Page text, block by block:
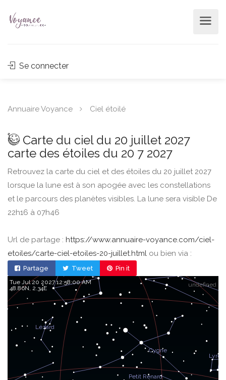
Se connecter
Annuaire Voyance Ciel étoilé
Carte du ciel du 20 juillet 2027
carte des étoiles du 20 7 2027
Retrouvez la carte du ciel et des étoiles du 20 juillet 2027
lorsque la lune est à son apogée avec les constellations
et le parcours des planètes visibles. La lune sera visible De
22h16 à 07h46
Url de partage : https://www.annuaire-voyance.com/ciel-
etoiles/carte-ciel-etoiles-20-juillet.html ou bien via :
Partage Tweet Pin it
undefined
Tue Jul 20 2027 12:58:00 AM
48.86, 2.34